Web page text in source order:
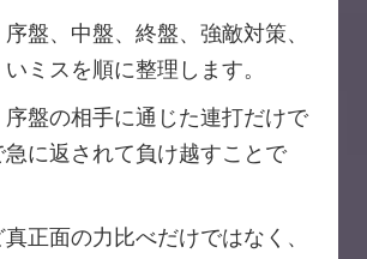
盤、中盤、終盤、強敵対策、
ミスを順に整理します。
序盤の相手に通じた連打だけで
に返されて負け越すことで
正面の力比べだけではなく、